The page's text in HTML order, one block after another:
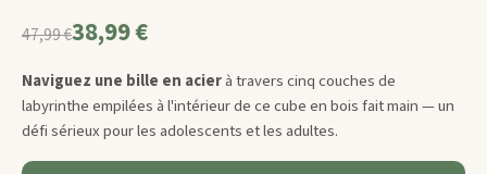
47,99 €38,99 €
Naviguez une bille en acierà travers cinq couches de
labyrinthe empilées à l'intérieur de ce cube en bois fait main — un
défi sérieux pour les adolescents et les adultes.